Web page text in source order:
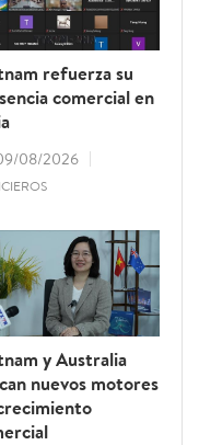
refuerza su
comercial en
08/2026
y Australia
nuevos motores